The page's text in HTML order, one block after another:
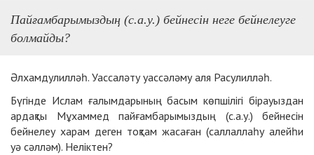
Пайғамбарымыздың (с.а.у.) бейнесін неге бейнелеуге
болмайды?
Әлхамдулилләһ. Уассаләту уассәләму аля Расулилләһ.
Бүгінде Ислам ғалымдарының басым көпшілігі бірауыздан
ардақты Мұхаммед пайғамбарымыздың (с.а.у.) бейнесін
бейнелеу харам деген тоқтам жасаған (саллаллаһу алейһи
уә сәлләм). Неліктен?